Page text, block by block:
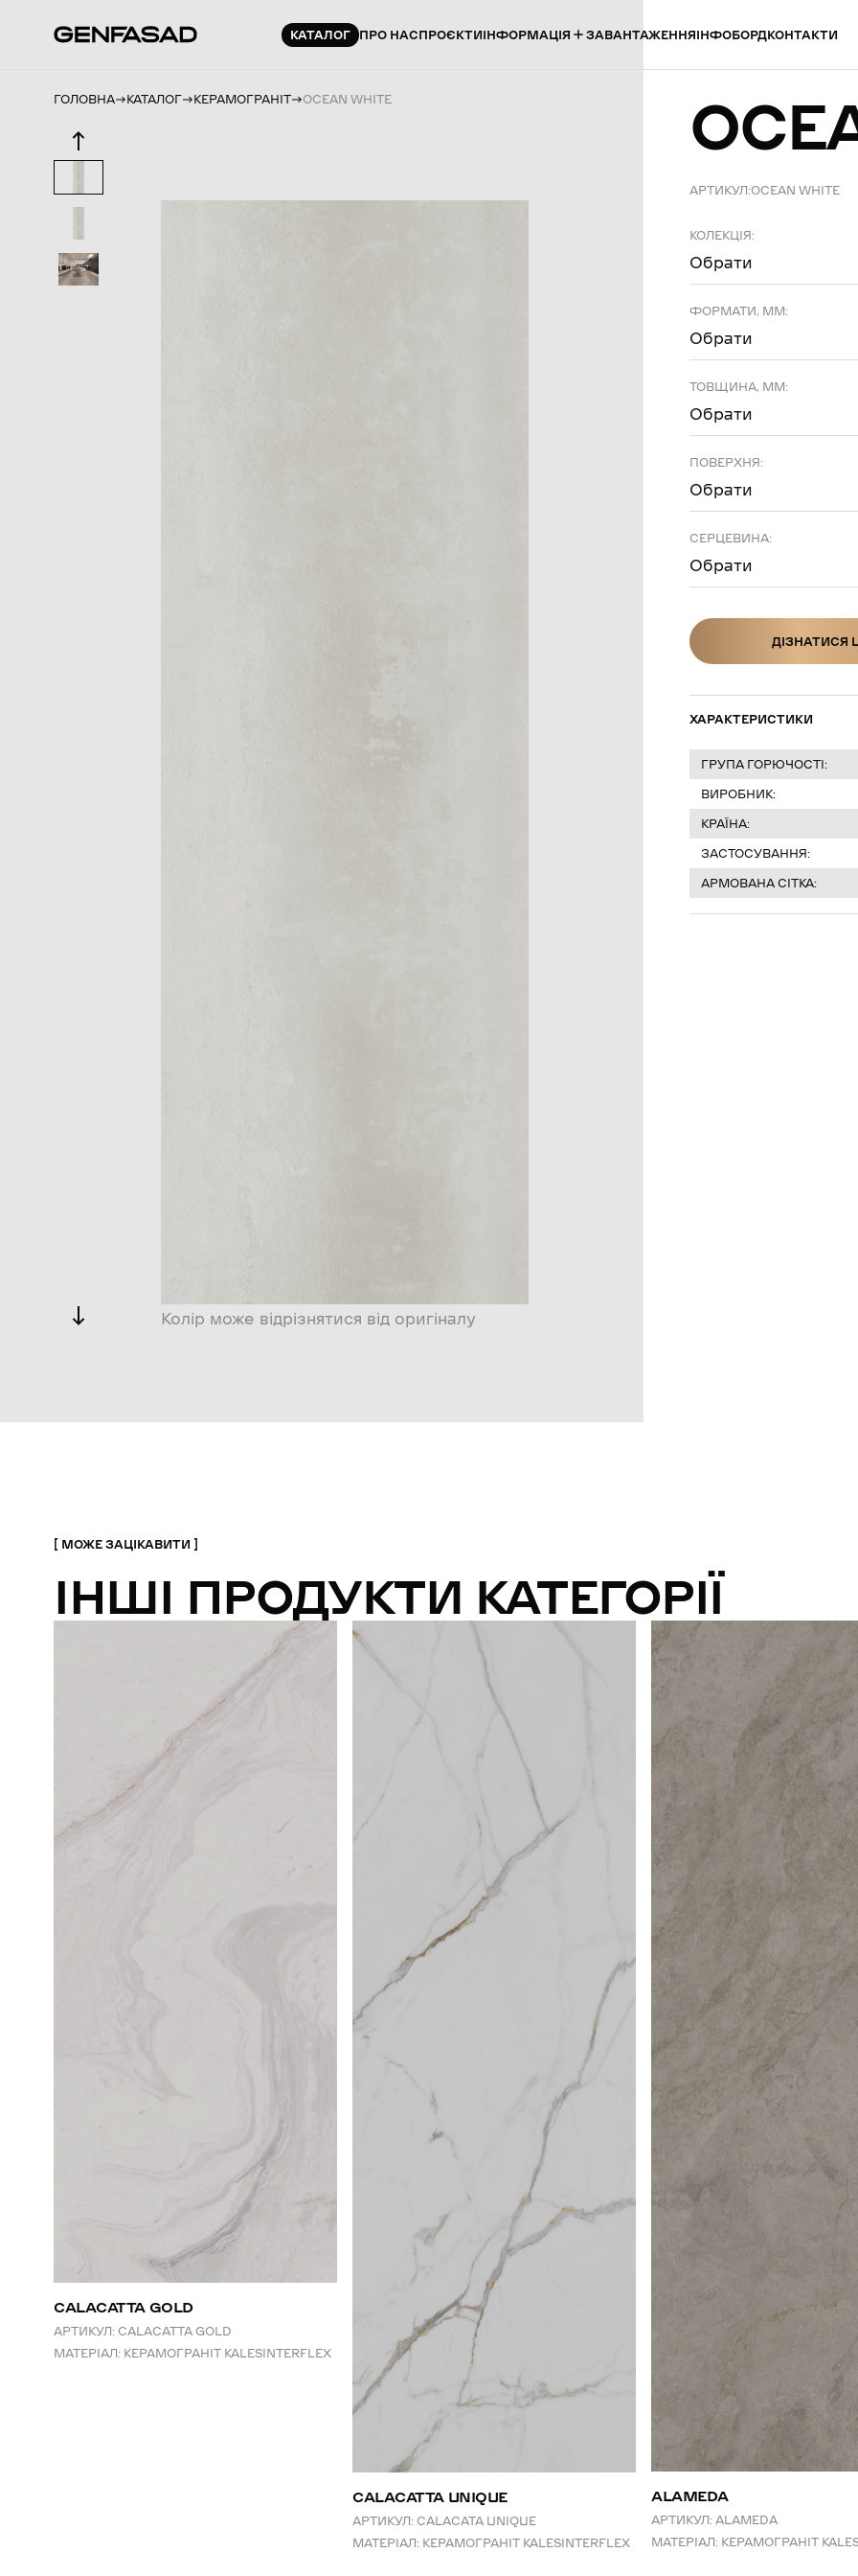
КАТАЛОГ ПРО НАСПРОЄКТИІНФОРМАЦІЯ ЗАВАНТАЖЕННЯІНФОБОРДКОНТАКТИ
ГОЛОВНА КАТАЛОГ КЕРАМОГРАНІТ OCEAN WHITE
Колір може відрізнятися від оригіналу
АРТИКУЛ:OCEAN WHITE
КОЛЕКЦІЯ:
Обрати
ФОРМАТИ, ММ:
Обрати
ТОВЩИНА, ММ:
Обрати
ПОВЕРХНЯ:
Обрати
СЕРЦЕВИНА:
Обрати
ДІЗНАТИСЯ
ХАРАКТЕРИСТИКИ
ГРУПА ГОРЮЧОСТІ:
ВИРОБНИК:
КРАЇНА:
ЗАСТОСУВАННЯ:
АРМОВАНА СІТКА:
МОЖЕ ЗАЦІКАВИТИ
ІНШІ ПРОДУКТИ КАТЕГОРІЇ
CALACATTA GOLD
АРТИКУЛ: CALACATTA GOLD
МАТЕРІАЛ: КЕРАМОГРАНІТ KALESINTERFLEX
СALACATTA UNIQUE
АРТИКУЛ: CALACATA UNIQUE
МАТЕРІАЛ: КЕРАМОГРАНІТ KALESINTERFLEX
ALAMEDA
АРТИКУЛ: ALAMEDA
МАТЕРІАЛ: КЕРАМОГРАНІТ